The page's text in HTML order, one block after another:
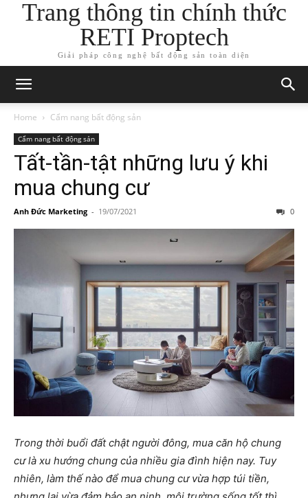
Trang thông tin chính thức
RETI Proptech
Giải pháp công nghệ bất động sản toàn diện
Home Cẩm nang bất động sản
Cẩm nang bất động sản
Tất-tần-tật những lưu ý khi
mua chung cư
Anh Đức Marketing - 19/07/2021 0
Trong thời buổi đất chật người đông, mua căn hộ chung
cư là xu hướng chung của nhiều gia đình hiện nay. Tuy
nhiên, làm thế nào để mua chung cư vừa hợp túi tiền,